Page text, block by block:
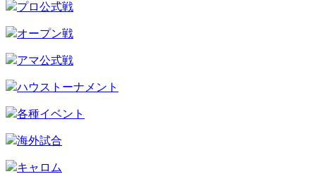
プロ公式戦
オープン戦
アマ公式戦
ハウストーナメント
各種イベント
海外試合
キャロム